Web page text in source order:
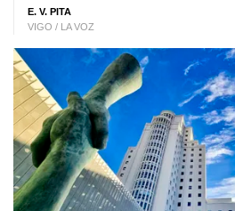
E. V. PITA
VIGO / LA VOZ